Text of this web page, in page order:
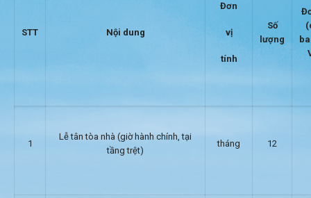
STT Nội dung
Đơn
vị
tính
Số
lượng
1
Lễ tân tòa nhà (giờ hành chính, tại
tầng trệt)
tháng 12